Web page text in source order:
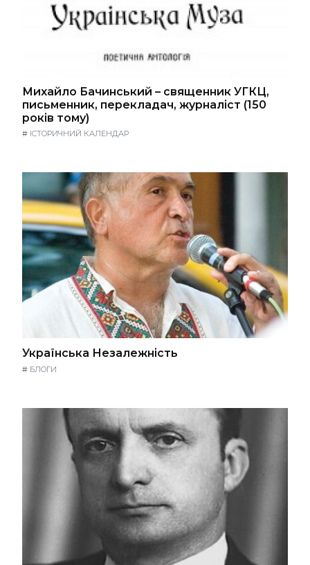
Михайло Бачинський – священник УГКЦ,
письменник, перекладач, журналіст (150
років тому)
# ІСТОРИЧНИЙ КАЛЕНДАР
Українська Незалежність
# БЛОГИ